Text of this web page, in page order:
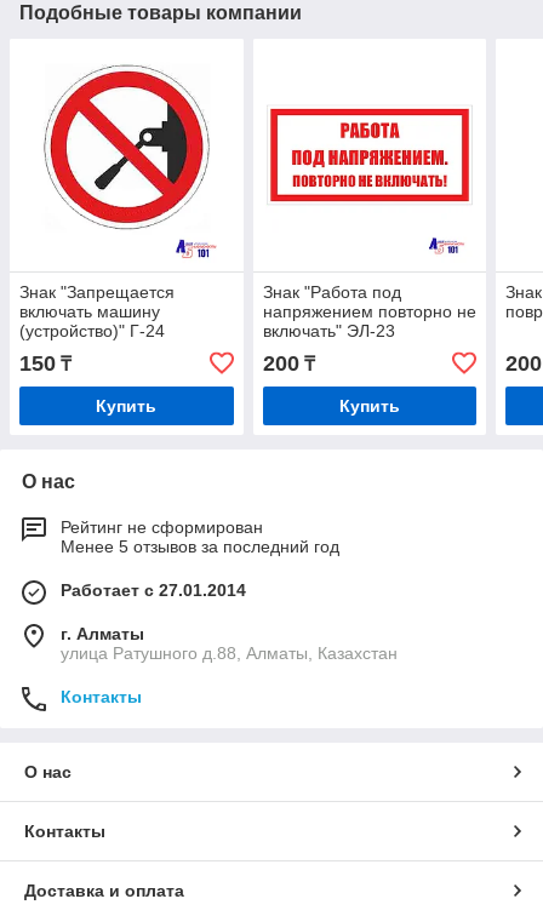
Подобные товары компании
Знак "Запрещается
включать машину
(устройство)" Г-24
150 ₸
Купить
Знак "Работа под
напряжением повторно не
включать" ЭЛ-23
200₸
Купить
200
О нас
Рейтинг не сформирован
Менее 5 отзывов за последний год
Работает с 27.01.2014
г. Алматы
улица Ратушного д.88, Алматы, Казахстан
Контакты
О нас
Контакты
Доставка и оплата